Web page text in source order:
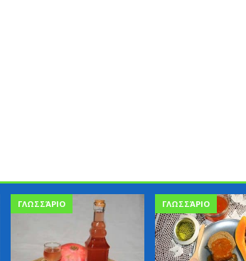
ΓΛΩΣΣΆΡΙΟ ΓΛΩΣΣΆΡΙΟ